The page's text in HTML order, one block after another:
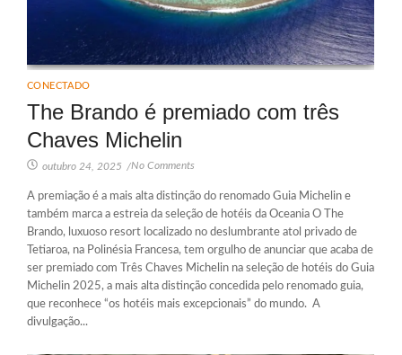
CONECTADO
The Brando é premiado com três
Chaves Michelin
outubro 24, 2025 /No Comments
A premiação é a mais alta distinção do renomado Guia Michelin e
também marca a estreia da seleção de hotéis da Oceania O The
Brando, luxuoso resort localizado no deslumbrante atol privado de
Tetiaroa, na Polinésia Francesa, tem orgulho de anunciar que acaba de
ser premiado com Três Chaves Michelin na seleção de hotéis do Guia
Michelin 2025, a mais alta distinção concedida pelo renomado guia,
que reconhece “os hotéis mais excepcionais” do mundo. A
divulgação...